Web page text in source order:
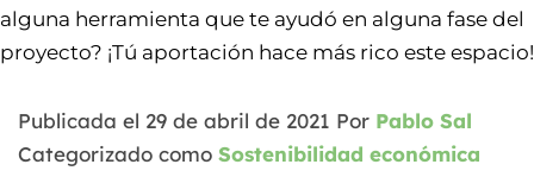
alguna herramienta que te ayudó en alguna fase del
proyecto? ¡Tú aportación hace más rico este espacio!
Publicada el 29 de abril de 2021 Por Pablo Sal
Categorizado como Sostenibilidad económica